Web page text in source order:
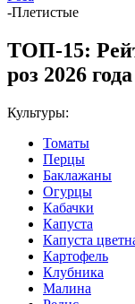
-Плетистые
ТОП-15:
роз 2026 года
Культуры:
Томаты
Перцы
Баклажаны
Огурцы
Кабачки
Капуста
Капуста
Картофель
Клубника
Малина